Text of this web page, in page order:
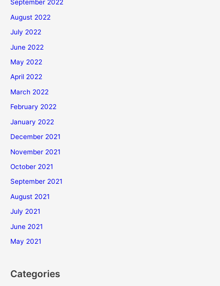
September 2022
August 2022
July 2022
June 2022
May 2022
April 2022
March 2022
February 2022
January 2022
December 2021
November 2021
October 2021
September 2021
August 2021
July 2021
June 2021
May 2021
Categories